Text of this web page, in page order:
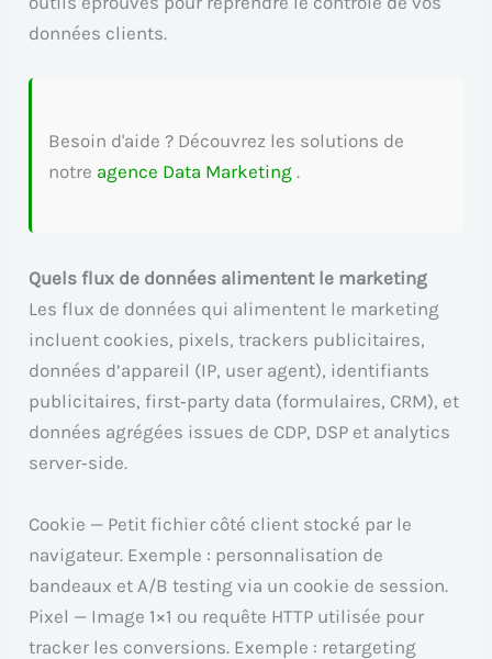
données clients.
Besoin d'aide ? Découvrez les solutions de
notre agence Data Marketing.
Quels flux de données alimentent le marketing
Les flux de données qui alimentent le marketing
incluent cookies, pixels, trackers publicitaires,
données d’appareil (IP, user agent), identifiants
publicitaires, first‑party data (formulaires, CRM), et
données agrégées issues de CDP, DSP et analytics
server‑side.
Cookie — Petit fichier côté client stocké par le
navigateur. Exemple : personnalisation de
bandeaux et A/B testing via un cookie de session.
Pixel — Image 1×1 ou requête HTTP utilisée pour
tracker les conversions. Exemple : retargeting